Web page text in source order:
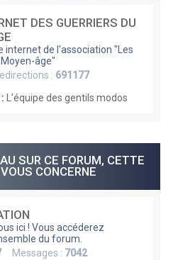
DES GUERRIERS DU
internet de l'association "Les
âge"
: 691177
L'équipe des gentils modos
SUR CE FORUM, CETTE
CONCERNE
ici ! Vous accéderez
du forum.
Messages : 7042